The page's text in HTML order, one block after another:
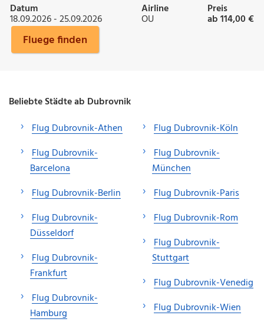
Datum
18.09.2026 - 25.09.2026
Airline
OU
Preis
ab 114,00 €
Fluege finden
Beliebte Städte ab Dubrovnik
Flug Dubrovnik-Athen
Flug Dubrovnik-
Barcelona
Flug Dubrovnik-Berlin
Flug Dubrovnik-
Düsseldorf
Flug Dubrovnik-
Frankfurt
Flug Dubrovnik-
Hamburg
Flug Dubrovnik-Köln
Flug Dubrovnik-
München
Flug Dubrovnik-Paris
Flug Dubrovnik-Rom
Flug Dubrovnik-
Stuttgart
Flug Dubrovnik-Venedig
Flug Dubrovnik-Wien